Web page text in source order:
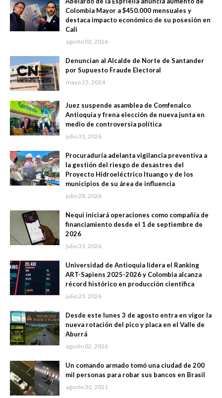
Colombia Mayor a $450.000 mensuales y
destaca impacto económico de su posesión en
Cali
agosto 03, 2026
Denuncian al Alcalde de Norte de Santander
por Supuesto Fraude Electoral
mayo 25, 2024
Juez suspende asamblea de Comfenalco
Antioquia y frena elección de nueva junta en
medio de controversia política
julio 31, 2026
Procuraduría adelanta vigilancia preventiva a
la gestión del riesgo de desastres del
Proyecto Hidroeléctrico Ituango y de los
municipios de su área de influencia
julio 28, 2026
Nequi iniciará operaciones como compañía de
financiamiento desde el 1 de septiembre de
2026
julio 31, 2026
Universidad de Antioquia lidera el Ranking
ART-Sapiens 2025-2026 y Colombia alcanza
récord histórico en producción científica
julio 23, 2026
Desde este lunes 3 de agosto entra en vigor la
nueva rotación del pico y placa en el Valle de
Aburrá
agosto 02, 2026
Un comando armado tomó una ciudad de 200
mil personas para robar sus bancos en Brasil
agosto 30, 2021